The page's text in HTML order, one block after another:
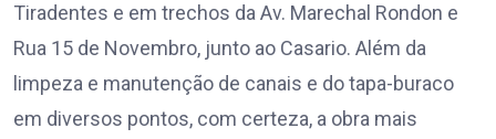
Tiradentes e em trechos da Av. Marechal Rondon e
Rua 15 de Novembro, junto ao Casario. Além da
limpeza e manutenção de canais e do tapa-buraco
em diversos pontos, com certeza, a obra mais